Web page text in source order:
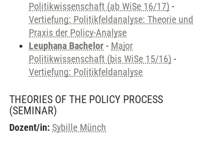
Politikwissenschaft (ab WiSe 16/17) -
Vertiefung: Politikfeldanalyse: Theorie und
Praxis der Policy-Analyse
Leuphana Bachelor - Major
Politikwissenschaft (bis WiSe 15/16) -
Vertiefung: Politikfeldanalyse
THEORIES OF THE POLICY PROCESS
(SEMINAR)
Dozent/in: Sybille Münch